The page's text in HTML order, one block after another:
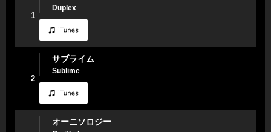
1
Duplex
2
サブライム
Sublime
オーニソロジー